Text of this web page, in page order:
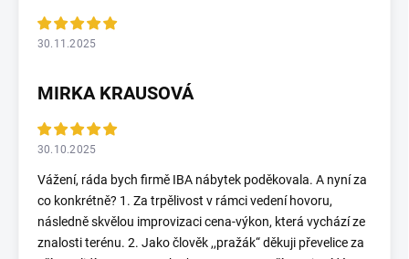
30.11.2025
MIRKA KRAUSOVÁ
30.10.2025
Vážení, ráda bych firmě IBA nábytek poděkovala. A nyní za
co konkrétně? 1. Za trpělivost v rámci vedení hovoru,
následně skvělou improvizaci cena-výkon, která vychází ze
znalosti terénu. 2. Jako člověk ,,pražák“ děkuji převelice za